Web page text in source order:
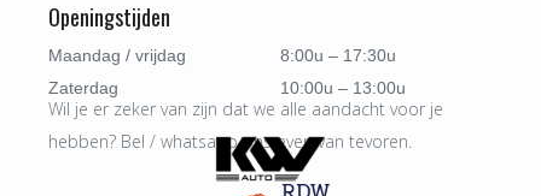
Openingstijden
Maandag / vrijdag
8:00u – 17:30u
Zaterdag
10:00u – 13:00u
Wil je er zeker van zijn dat we alle aandacht voor je
hebben? Bel / whatsapp ons even van tevoren.